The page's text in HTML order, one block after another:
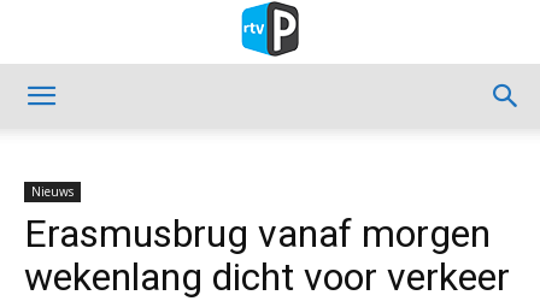
Nieuws
Erasmusbrug vanaf morgen
wekenlang dicht voor verkeer